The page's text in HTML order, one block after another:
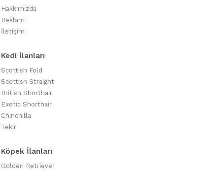
Hakkımızda
Reklam
İletişim
Kedi İlanları
Scottish Fold
Scottish Straight
British Shorthair
Exotic Shorthair
Chinchilla
Tekir
Köpek İlanları
Golden Retriever